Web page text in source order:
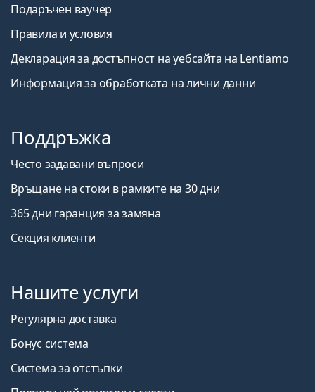
Подаръчен ваучер
Правила и условия
Декларация за достъпност на уебсайта на Lentiamo
Информация за обработката на лични данни
Поддръжка
Често задавани въпроси
Връщане на стоки в рамките на 30 дни
365 дни гаранция за замяна
Секция клиенти
Нашите услуги
Регулярна доставка
Бонус система
Система за отстъпки